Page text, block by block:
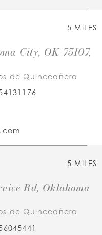
5 MILES
City, OK 73107,
de Quinceañera
5 MILES
Rd, Oklahoma
de Quinceañera